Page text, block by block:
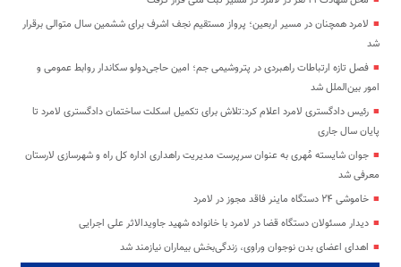
لامرد همچنان در مسیر اربعین؛ پرواز مستقیم نجف اشرف برای ششمین سال متوالی برقرار
شد
فصل تازه ارتباطات راهبردی در پتروشیمی جم؛ امین حاجی‌دولو سکاندار روابط عمومی و
امور بین‌الملل شد
رئیس دادگستری لامرد اعلام کرد:تلاش برای تکمیل اسکلت ساختمان دادگستری لامرد تا
پایان سال جاری
جوان شایسته مُهری به عنوان سرپرست مدیریت راهداری اداره کل راه و شهرسازی لارستان
معرفی شد
خاموشی ۲۴ دستگاه ماینر فاقد مجوز در لامرد
دیدار مسئولان دستگاه قضا در لامرد با خانواده شهید جاویدالاثر علی اجرایی
اهدای اعضای بدن نوجوان وراوی، زندگی‌بخش بیماران نیازمند شد